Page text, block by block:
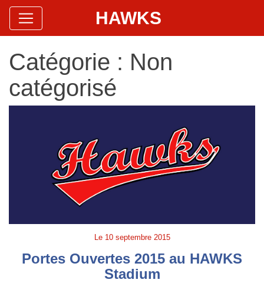
Hawks Baseball Softball
Site Officiel HAWKS
Catégorie : Non
catégorisé
Le 10 septembre 2015
Portes Ouvertes 2015 au HAWKS
Stadium